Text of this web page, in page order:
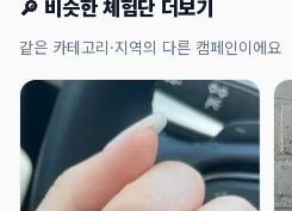
🔎 비슷한 체험단 더보기
같은 카테고리·지역의 다른 캠페인이에요